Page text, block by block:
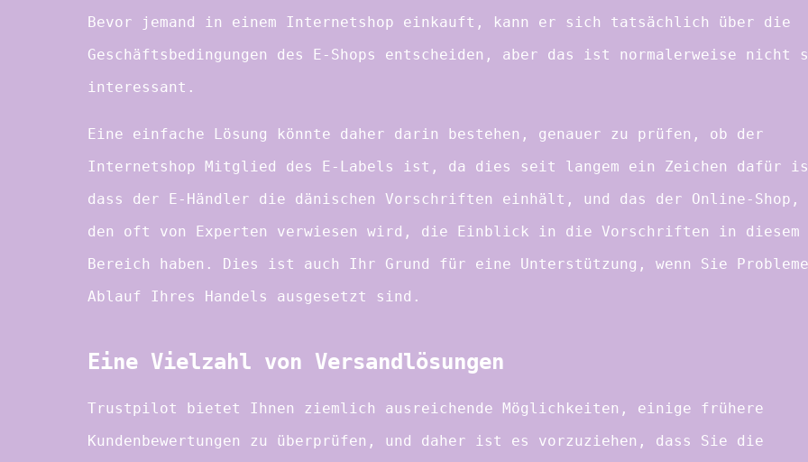
Bevor jemand in einem Internetshop einkauft, kann er sich tatsächlich über die
Geschäftsbedingungen des E-Shops entscheiden, aber das ist normalerweise nicht
interessant.
Eine einfache Lösung könnte daher darin bestehen, genauer zu prüfen, ob der
Internetshop Mitglied des E-Labels ist, da dies seit langem ein Zeichen dafür
dass der E-Händler die dänischen Vorschriften einhält, und das der Online-Shop,
den oft von Experten verwiesen wird, die Einblick in die Vorschriften in diesem
Bereich haben. Dies ist auch Ihr Grund für eine Unterstützung, wenn Sie
Ablauf Ihres Handels ausgesetzt sind.
Eine Vielzahl von Versandlösungen
Trustpilot bietet Ihnen ziemlich ausreichende Möglichkeiten, einige frühere
Kundenbewertungen zu überprüfen, und daher ist es vorzuziehen, dass Sie die